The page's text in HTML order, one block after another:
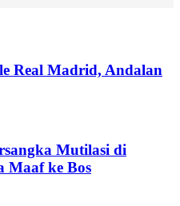
Real Madrid, Andalan
Mutilasi di
Maaf ke Bos